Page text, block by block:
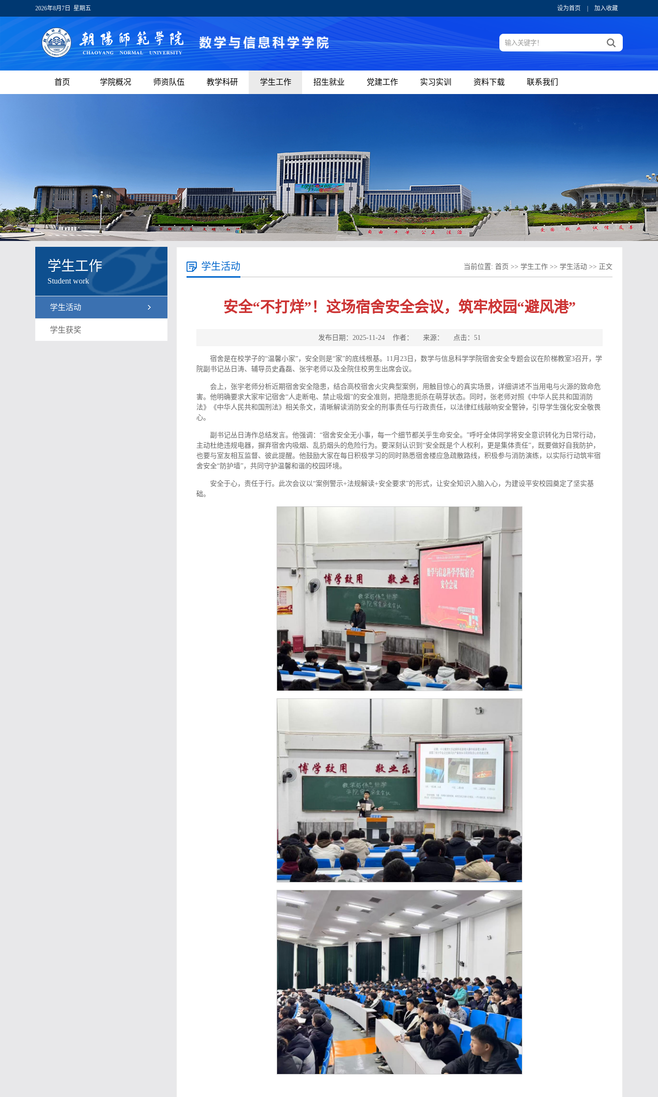
2026年8月7日 星期五 设为首页 加入收藏
首页 学院概况 师资队伍 教学科研 学生工作 招生就业 党建工作 实习实训 资料下载 联系我们
学生工作
Student work
学生活动
学生获奖
学生活动 当前位置: 首页 >> 学生工作 >> 学生活动 >> 正文
安全“不打烊”！这场宿舍安全会议，筑牢校园“避风港”
发布日期：2025-11-24 作者： 来源： 点击： 51
宿舍是在校学子的“温馨小家”，安全则是“家”的底线根基。11月23日，数学与信息科学学院宿舍安全专题会议在阶梯教室3召开，学
院副书记丛日涛、辅导员史鑫磊、张宇老师以及全院住校男生出席会议。
会上，张宇老师分析近期宿舍安全隐患，结合高校宿舍火灾典型案例，用触目惊心的真实场景，详细讲述不当用电与火源的致命危
害。他明确要求大家牢记宿舍“人走断电、禁止吸烟”的安全准则，把隐患扼杀在萌芽状态。同时，张老师对照《中华人民共和国消防
法》《中华人民共和国刑法》相关条文，清晰解读消防安全的刑事责任与行政责任，以法律红线敲响安全警钟，引导学生强化安全敬畏
心。
副书记丛日涛作总结发言。他强调：“宿舍安全无小事，每一个细节都关乎生命安全。”呼吁全体同学将安全意识转化为日常行动，
主动杜绝违规电器，摒弃宿舍内吸烟、乱扔烟头的危险行为。要深刻认识到“安全既是个人权利，更是集体责任”，既要做好自我防护，
也要与室友相互监督、彼此提醒。他鼓励大家在每日积极学习的同时熟悉宿舍楼应急疏散路线，积极参与消防演练，以实际行动筑牢宿
舍安全“防护墙”，共同守护温馨和谐的校园环境。
安全于心，责任于行。此次会议以“案例警示+法规解读+安全要求”的形式，让安全知识入脑入心，为建设平安校园奠定了坚实基
础。